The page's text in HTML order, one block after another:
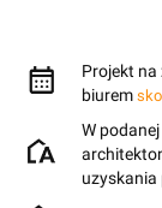
Projekt
biurem
W
uzyskania